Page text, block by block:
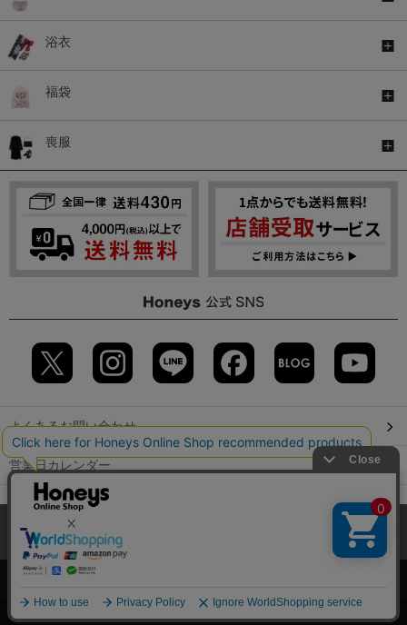
浴衣
福袋
喪服
よくあるお問い合わせ
営業日カレンダー
店舗検索
GLOBAL GUIDE（海外からご利用のお客様）
当サイトでは、サイトの利便性向上のため、クッキー(Cookie)を使
用しています。詳しくは「
」をご覧くださ
OK